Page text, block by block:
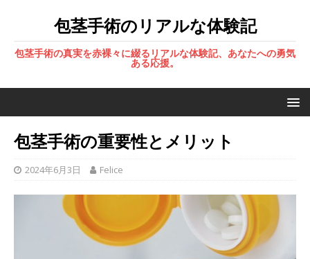
包茎手術のリアルな体験記
包茎手術の真実を赤裸々に綴るリアルな体験記、あなたへの勇気
ある応援。
包茎手術の重要性とメリット
2024年6月3日 Felice